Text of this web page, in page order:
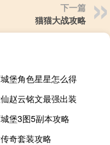
下一篇
猫猫大战攻略
堡角色星星怎么得
赵云铭文最强出装
堡3图5副本攻略
奇套装攻略